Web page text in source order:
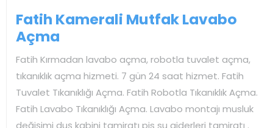
Fatih Kamerali Mutfak Lavabo
Açma
Fatih Kırmadan lavabo açma, robotla tuvalet açma,
tıkanıklık açma hizmeti. 7 gün 24 saat hizmet. Fatih
Tuvalet Tıkanıklığı Açma. Fatih Robotla Tıkanıklık Açma.
Fatih Lavabo Tıkanıklığı Açma. Lavabo montajı musluk
değişimi duş kabini tamiratı pis su giderleri tamiratı .